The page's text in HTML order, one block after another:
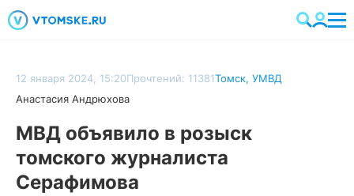
12 января 2024, 15:20Прочтений: 11381Томск, УМВД
Анастасия Андрюхова
МВД объявило в розыск
томского журналиста
Серафимова